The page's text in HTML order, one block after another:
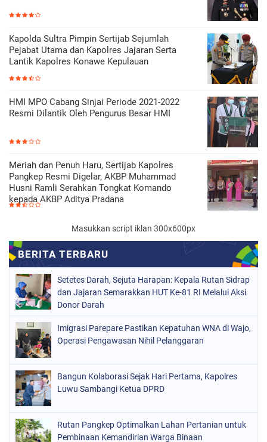
Kapolda Sultra Pimpin Sertijab Sejumlah
Pejabat Utama dan Kapolres Jajaran Serta
Lantik Kapolres Konawe Kepulauan
HMI MPO Cabang Sinjai Periode 2021-2022
Resmi Dilantik Oleh Pengurus Besar HMI
Meriah dan Penuh Haru, Sertijab Kapolres
Pangkep Resmi Digelar, AKBP Muhammad
Husni Ramli Serahkan Tongkat Komando
kepada AKBP Aditya Pradana
Masukkan script iklan 300x600px
Setetes Darah, Sejuta Harapan: Kepala Rutan Sidrap
dan Jajaran Semarakkan HUT Ke-81 RI Melalui Aksi
Donor Darah
Imigrasi Parepare Pastikan Kepatuhan WNA di Wajo,
Operasi Pengawasan Nihil Pelanggaran
Bangun Kolaborasi Sejak Hari Pertama, Kapolres
Luwu Sambangi Ketua DPRD
Rutan Pangkep Optimalkan Lahan Pertanian untuk
Pembinaan Kemandirian Warga Binaan